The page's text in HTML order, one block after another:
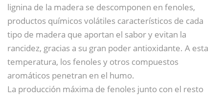
lignina de la madera se descomponen en fenoles,
productos químicos volátiles característicos de cada
tipo de madera que aportan el sabor y evitan la
rancidez, gracias a su gran poder antioxidante. A esta
temperatura, los fenoles y otros compuestos
aromáticos penetran en el humo.
La producción máxima de fenoles junto con el resto